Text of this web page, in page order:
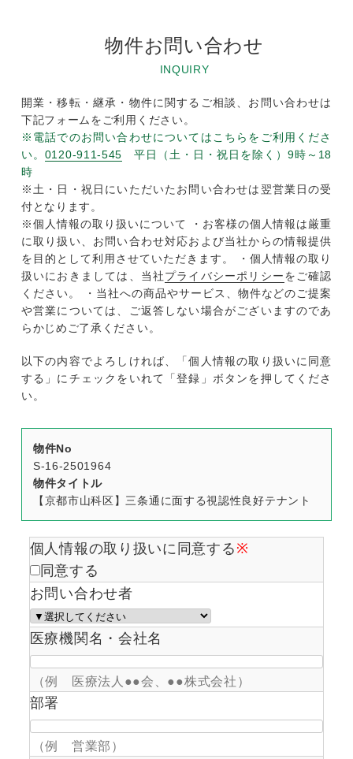
物件お問い合わせ
INQUIRY
開業・移転・継承・物件に関するご相談、お問い合わせは
下記フォームをご利用ください。
※電話でのお問い合わせについてはこちらをご利用くださ
い。 0120-911-545 平日（土・日・祝日を除く）9時～18
時
※土・日・祝日にいただいたお問い合わせは翌営業日の受
付となります。
※個人情報の取り扱いについて ・お客様の個人情報は厳重
に取り扱い、お問い合わせ対応および当社からの情報提供
を目的として利用させていただきます。 ・個人情報の取り
扱いにおきましては、当社プライバシーポリシーをご確認
ください。 ・当社への商品やサービス、物件などのご提案
や営業については、ご返答しない場合がございますのであ
らかじめご了承ください。
以下の内容でよろしければ、「個人情報の取り扱いに同意
する」にチェックをいれて「登録」ボタンを押してくださ
い。
物件No
S-16-2501964
物件タイトル
【京都市山科区】三条通に面する視認性良好テナント
個人情報の取り扱いに同意する ※
同意する
お問い合わせ者
医療機関名・会社名
（例 医療法人●●会、●●株式会社）
部署
（例 営業部）